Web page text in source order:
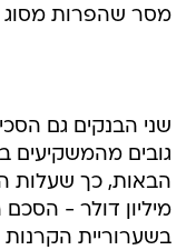
מסר שהפרות מסוג
שני הבנקים גם
מיליון דולר -
בשערוריית